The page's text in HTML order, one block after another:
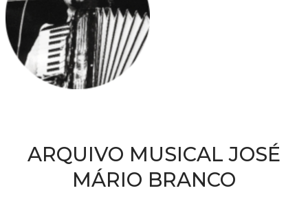
ARQUIVO MUSICAL JOSÉ
MÁRIO BRANCO